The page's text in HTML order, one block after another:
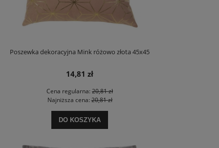
Poszewka dekoracyjna Mink różowo złota 45x45
14,81 zł
Cena regularna: 20,81 zł
Najniższa cena:20,81 zł
DO KOSZYKA